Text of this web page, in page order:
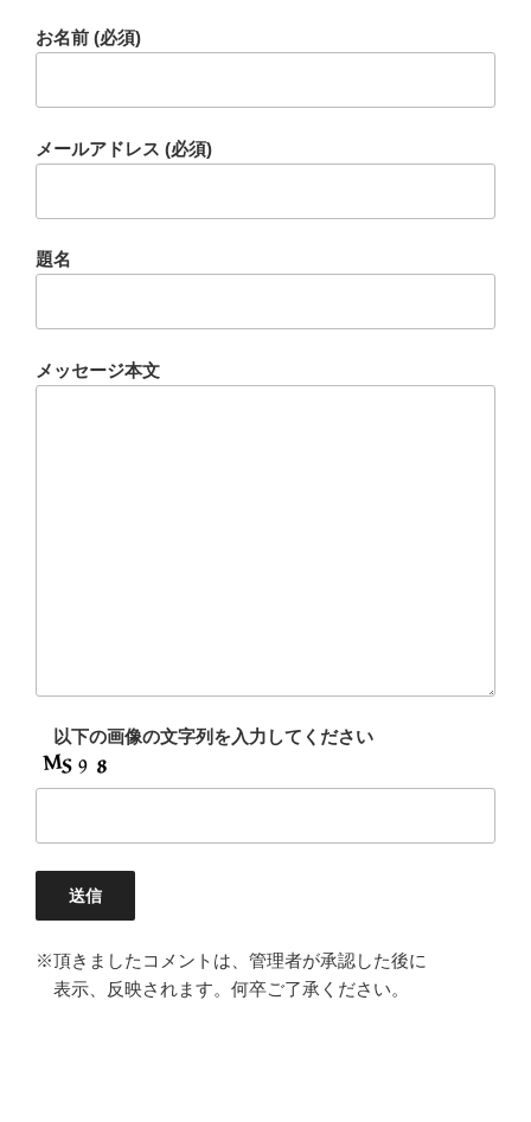
お名前 (必須)
メールアドレス (必須)
題名
メッセージ本文
以下の画像の文字列を入力してください
※頂きましたコメントは、管理者が承認した後に
表示、反映されます。何卒ご了承ください。